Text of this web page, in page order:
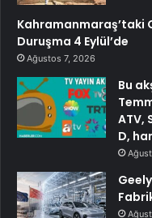
Kahramanmaraş’taki
Duruşma 4 Eylül’de
Ağustos 7, 2026
Bu
ATV,
D,